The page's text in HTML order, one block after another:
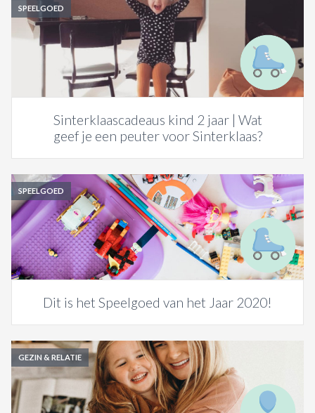
SPEELGOED
Sinterklaascadeaus kind 2 jaar | Wat
geef je een peuter voor Sinterklaas?
SPEELGOED
Dit is het Speelgoed van het Jaar 2020!
GEZIN & RELATIE